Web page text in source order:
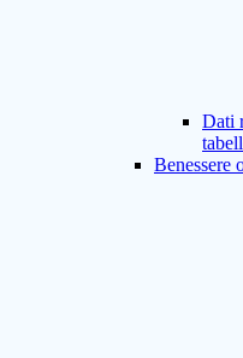
Dati
Benessere